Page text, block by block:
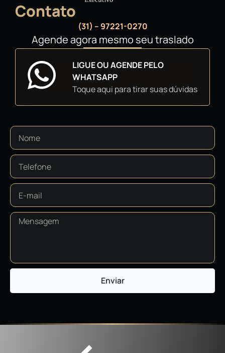
Contato
(31) – 97221-0270
Agende agora mesmo seu traslado
LIGUE OU AGENDE PELO
WHATSAPP
Toque aqui para tirar suas dúvidas
Enviar